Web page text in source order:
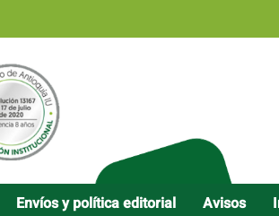
Envíos y política editorial Avisos